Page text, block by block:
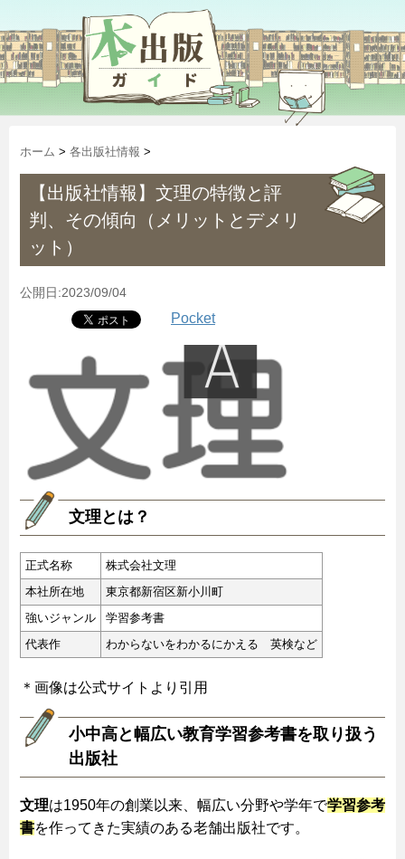
ホーム > 各出版社情報 >
【出版社情報】文理の特徴と評
判、その傾向（メリットとデメリ
ット）
公開日:2023/09/04
Pocket
文理とは？
正式名称
株式会社文理
本社所在地
東京都新宿区新小川町
強いジャンル
学習参考書
代表作
わからないをわかるにかえる 英検など
＊画像は公式サイトより引用
小中高と幅広い教育学習参考書を取り扱う
出版社
文理は1950年の創業以来、幅広い分野や学年で学習参考
書を作ってきた実績のある老舗出版社です。